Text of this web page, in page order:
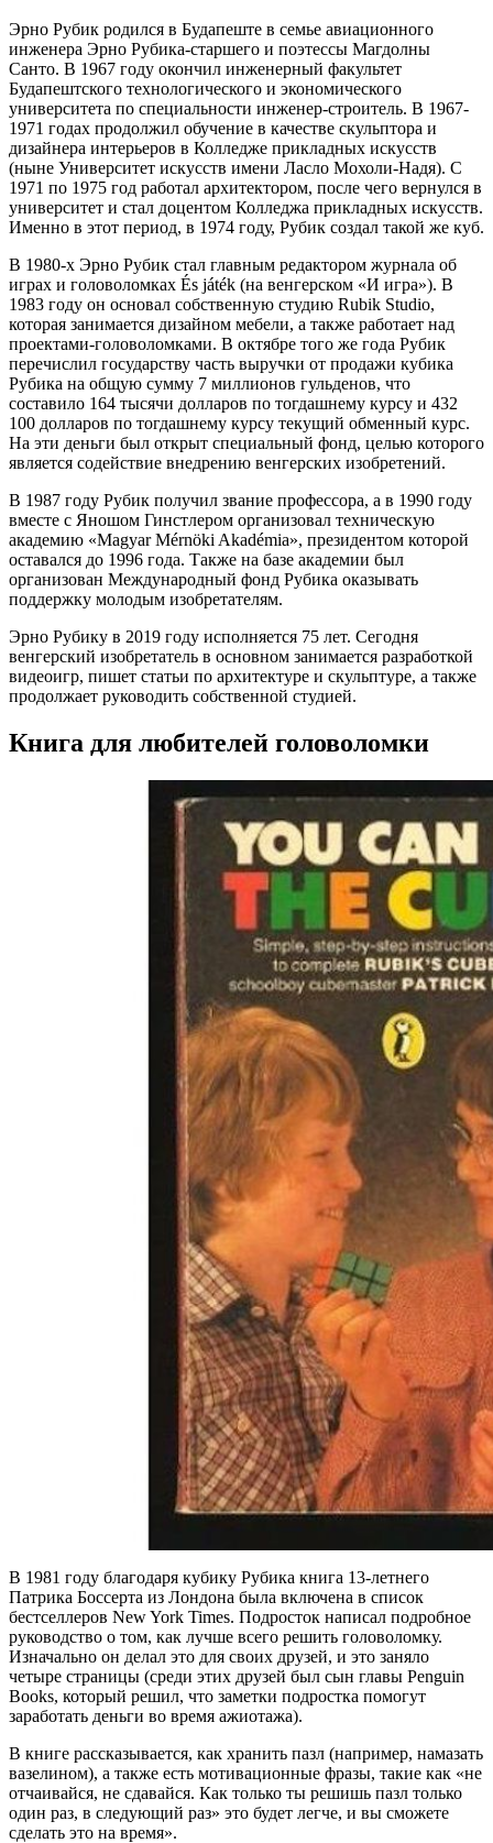
Эрно Рубик родился в Будапеште в семье авиационного
инженера Эрно Рубика-старшего и поэтессы Магдолны
Санто. В 1967 году окончил инженерный факультет
Будапештского технологического и экономического
университета по специальности инженер-строитель. В 1967-
1971 годах продолжил обучение в качестве скульптора и
дизайнера интерьеров в Колледже прикладных искусств
(ныне Университет искусств имени Ласло Мохоли-Надя). С
1971 по 1975 год работал архитектором, после чего вернулся в
университет и стал доцентом Колледжа прикладных искусств.
Именно в этот период, в 1974 году, Рубик создал такой же куб.
В 1980-х Эрно Рубик стал главным редактором журнала об
играх и головоломках És játék (на венгерском «И игра»). В
1983 году он основал собственную студию Rubik Studio,
которая занимается дизайном мебели, а также работает над
проектами-головоломками. В октябре того же года Рубик
перечислил государству часть выручки от продажи кубика
Рубика на общую сумму 7 миллионов гульденов, что
составило 164 тысячи долларов по тогдашнему курсу и 432
100 долларов по тогдашнему курсу текущий обменный курс.
На эти деньги был открыт специальный фонд, целью которого
является содействие внедрению венгерских изобретений.
В 1987 году Рубик получил звание профессора, а в 1990 году
вместе с Яношом Гинстлером организовал техническую
академию «Magyar Mérnöki Akadémia», президентом которой
оставался до 1996 года. Также на базе академии был
организован Международный фонд Рубика оказывать
поддержку молодым изобретателям.
Эрно Рубику в 2019 году исполняется 75 лет. Сегодня
венгерский изобретатель в основном занимается разработкой
видеоигр, пишет статьи по архитектуре и скульптуре, а также
продолжает руководить собственной студией.
Книга для любителей головоломки
В 1981 году благодаря кубику Рубика книга 13-летнего
Патрика Боссерта из Лондона была включена в список
бестселлеров New York Times. Подросток написал подробное
руководство о том, как лучше всего решить головоломку.
Изначально он делал это для своих друзей, и это заняло
четыре страницы (среди этих друзей был сын главы Penguin
Books, который решил, что заметки подростка помогут
заработать деньги во время ажиотажа).
В книге рассказывается, как хранить пазл (например, намазать
вазелином), а также есть мотивационные фразы, такие как «не
отчаивайся, не сдавайся. Как только ты решишь пазл только
один раз, в следующий раз» это будет легче, и вы сможете
сделать это на время».